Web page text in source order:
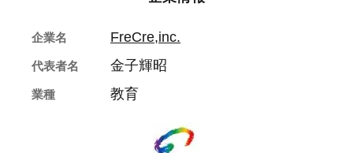
企業名 FreCre,inc.
代表者名 金子輝昭
業種 教育